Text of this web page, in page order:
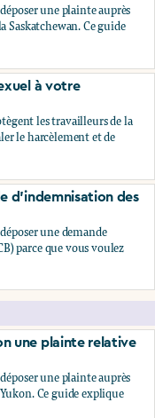
une plainte auprès
Saskatchewan. Ce guide
une plainte relative
à votre
les travailleurs de la
le harcèlement et de
à votre employeur
d’indemnisation des
une demande
parce que vous voulez
d’indemnisation des
une plainte relative
une plainte auprès
Ce guide explique